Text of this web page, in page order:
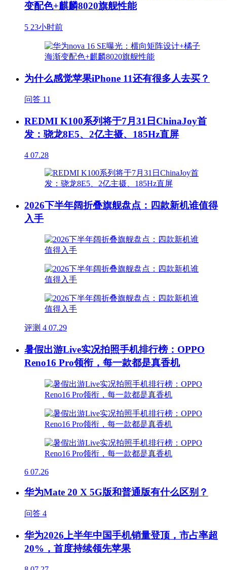
变配色+麒麟8020旗舰性能
5 23小时前
为什么感觉苹果iPhone 11还有很多人去买？
问答 11
REDMI K100系列将于7月31日ChinaJoy首
发：骁龙8E5、2亿主摄、185Hz直屏
4 07.28
2026下半年阔折叠旗舰盘点：四款新机谁值得
入手
评测 4 07.29
暑假出游Live实况拍照手机排行榜：OPPO
Reno16 Pro领衔，每一款都是真香机
6 07.26
华为Mate 20 X 5G版和普通版有什么区别？
问答 4
华为2026上半年中国手机销量登顶，市占率超
20%，首度持续领先苹果